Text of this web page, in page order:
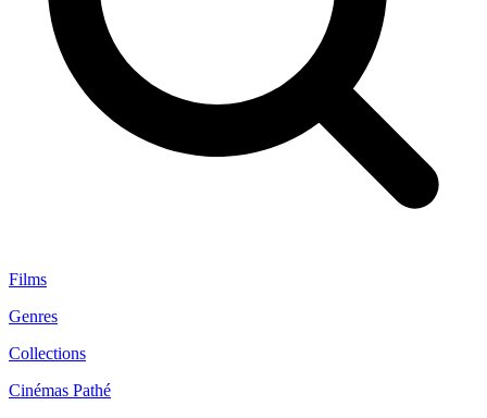
Films
Genres
Collections
Cinémas Pathé